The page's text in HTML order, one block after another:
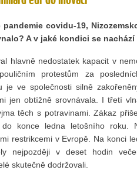
pandemie covidu-19,
A v jaké kondici se
hlavně nedostatek kapacit v
protestům za
je ve společnosti silně
jen obtížně srovnávala. I třetí
těch s potravinami. Zákaz
konce ledna letošního roku.
restrikcemi v Evropě. Na konci
nejpozději v deset hodin
skutečně dodržovali.